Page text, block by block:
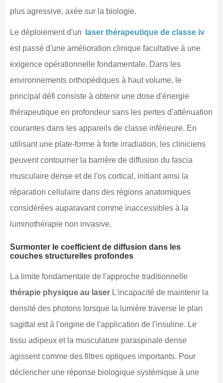
plus agressive, axée sur la biologie.
Le déploiement d'un
laser thérapeutique de classe iv
est passé d'une amélioration clinique facultative à une
exigence opérationnelle fondamentale. Dans les
environnements orthopédiques à haut volume, le
principal défi consiste à obtenir une dose d'énergie
thérapeutique en profondeur sans les pertes d'atténuation
courantes dans les appareils de classe inférieure. En
utilisant une plate-forme à forte irradiation, les cliniciens
peuvent contourner la barrière de diffusion du fascia
musculaire dense et de l'os cortical, initiant ainsi la
réparation cellulaire dans des régions anatomiques
considérées auparavant comme inaccessibles à la
luminothérapie non invasive.
Surmonter le coefficient de diffusion dans les
couches structurelles profondes
La limite fondamentale de l'approche traditionnelle
thérapie physique au laserL'incapacité de maintenir la
densité des photons lorsque la lumière traverse le plan
sagittal est à l'origine de l'application de l'insuline. Le
tissu adipeux et la musculature paraspinale dense
agissent comme des filtres optiques importants. Pour
déclencher une réponse biologique systémique à une